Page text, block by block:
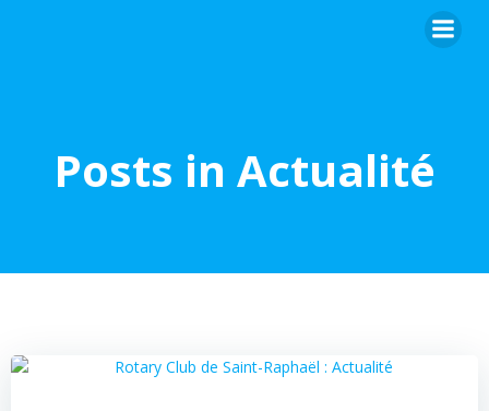
Posts in Actualité